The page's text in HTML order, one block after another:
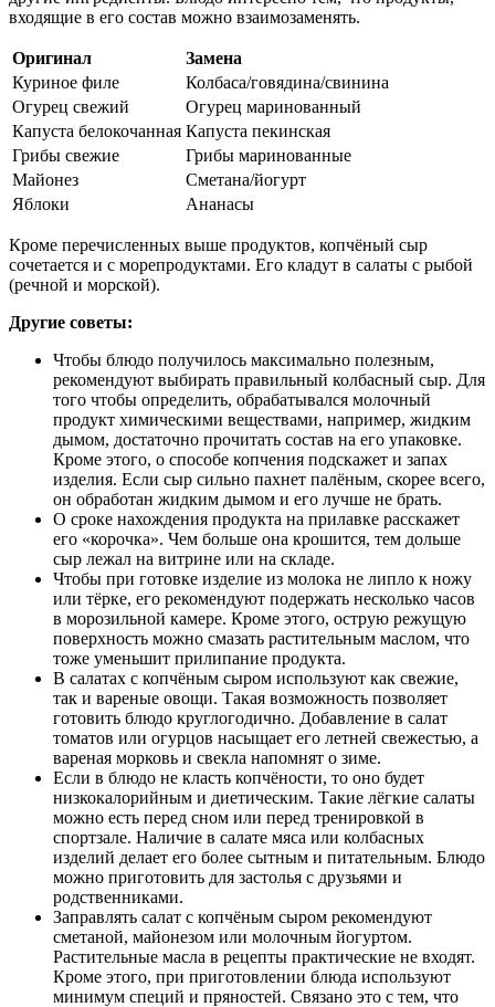
входящие в его состав можно взаимозаменять.
Оригинал
Замена
Куриное филе
Колбаса/говядина/свинина
Огурец свежий
Огурец маринованный
Капуста белокочанная Капуста пекинская
Грибы свежие
Грибы маринованные
Майонез
Сметана/йогурт
Яблоки
Ананасы
Кроме перечисленных выше продуктов, копчёный сыр
сочетается и с морепродуктами. Его кладут в салаты с рыбой
(речной и морской).
Другие советы:
Чтобы блюдо получилось максимально полезным,
рекомендуют выбирать правильный колбасный сыр. Для
того чтобы определить, обрабатывался молочный
продукт химическими веществами, например, жидким
дымом, достаточно прочитать состав на его упаковке.
Кроме этого, о способе копчения подскажет и запах
изделия. Если сыр сильно пахнет палёным, скорее всего,
он обработан жидким дымом и его лучше не брать.
О сроке нахождения продукта на прилавке расскажет
его «корочка». Чем больше она крошится, тем дольше
сыр лежал на витрине или на складе.
Чтобы при готовке изделие из молока не липло к ножу
или тёрке, его рекомендуют подержать несколько часов
в морозильной камере. Кроме этого, острую режущую
поверхность можно смазать растительным маслом, что
тоже уменьшит прилипание продукта.
В салатах с копчёным сыром используют как свежие,
так и вареные овощи. Такая возможность позволяет
готовить блюдо круглогодично. Добавление в салат
томатов или огурцов насыщает его летней свежестью, а
вареная морковь и свекла напомнят о зиме.
Если в блюдо не класть копчёности, то оно будет
низкокалорийным и диетическим. Такие лёгкие салаты
можно есть перед сном или перед тренировкой в
спортзале. Наличие в салате мяса или колбасных
изделий делает его более сытным и питательным. Блюдо
можно приготовить для застолья с друзьями и
родственниками.
Заправлять салат с копчёным сыром рекомендуют
сметаной, майонезом или молочным йогуртом.
Растительные масла в рецепты практические не входят.
Кроме этого, при приготовлении блюда используют
минимум специй и пряностей. Связано это с тем, что